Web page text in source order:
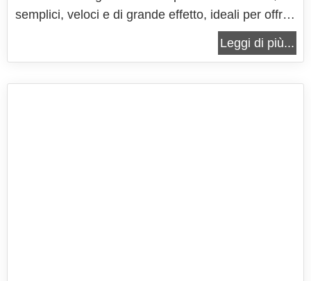
semplici, veloci e di grande effetto, ideali per offrire
un dolce di fine pasto leggero, che dia
soddisfazione senza appesantire, oppure per
Leggi di più...